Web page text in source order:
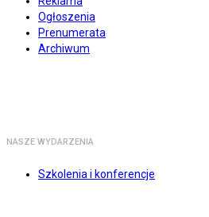
Ogłoszenia
Prenumerata
Archiwum
NASZE WYDARZENIA
Szkolenia i konferencje